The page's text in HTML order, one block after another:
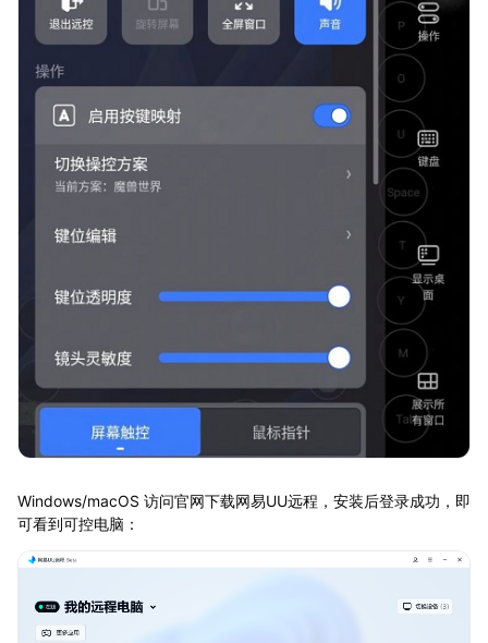
Windows/macOS 访问官网下载网易UU远程，安装后登录成功，即
可看到可控电脑：